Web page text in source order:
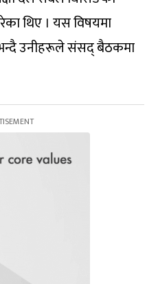
थिए । यस विषयमा
भन्दै उनीहरूले संसद् बैठकमा